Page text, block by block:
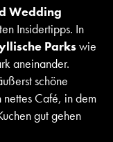
Wedding
Insidertipps. In
Parkswie
aneinander.
schöne
nettes Café, in dem
gut gehen